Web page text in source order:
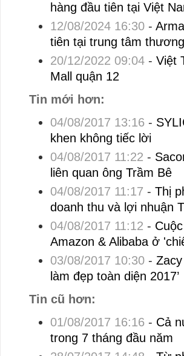
hàng đầu tiên tại Việt
12/08/2024 16:30-
tiên tại trung tâm
20/12/2022 09:04- Việt
Mall quận 12
Tin mới hơn:
04/08/2017 13:16 -
khen không tiếc lời
04/08/2017 11:22 -
liên quan ông Trầm Bê
04/08/2017 11:17 - Thị
doanh thu và lợi nhuận
04/08/2017 11:12 -
Amazon & Alibaba ở
03/08/2017 10:30-
làm đẹp toàn diện 2017’
Tin cũ hơn:
01/08/2017 16:16 - Cả
trong 7 tháng đầu năm